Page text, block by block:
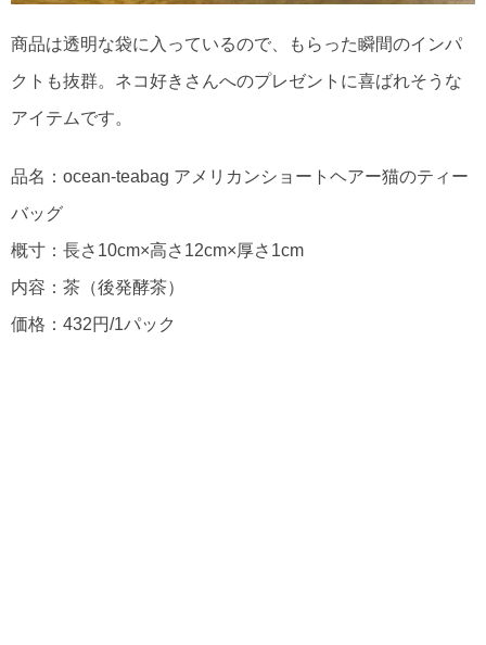
商品は透明な袋に入っているので、もらった瞬間のインパ
クトも抜群。ネコ好きさんへのプレゼントに喜ばれそうな
アイテムです。
品名：ocean-teabag アメリカンショートヘアー猫のティー
バッグ
概寸：長さ10cm×高さ12cm×厚さ1cm
内容：茶（後発酵茶）
価格：432円/1パック